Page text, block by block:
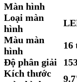
Màn hình
Loại màn
hình
Màu màn
hình
16
Độ phân giải
Kích thước